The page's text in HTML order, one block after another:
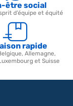
être social
d’équipe et équité
rapide
Allemagne,
et Suisse